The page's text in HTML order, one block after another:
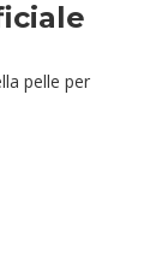
pelle per